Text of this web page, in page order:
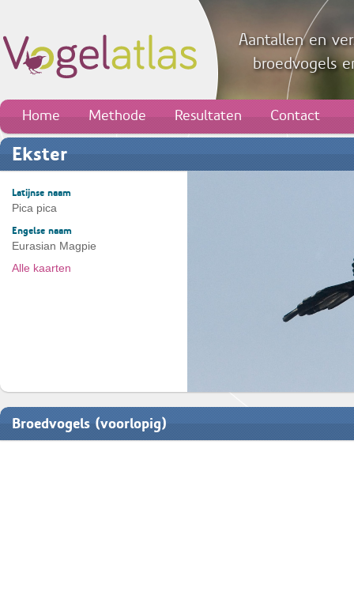
Aantallen en
broedvogels
Home Methode Resultaten Contact
Ekster
Latijnse naam
Pica pica
Engelse naam
Eurasian Magpie
Alle kaarten
Broedvogels (voorlopig)